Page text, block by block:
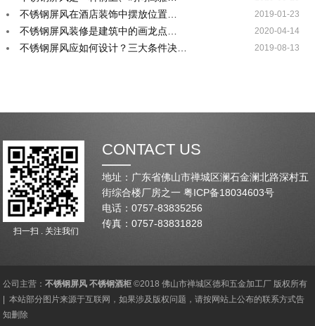
不锈钢屏风在酒店装饰中摆放位置… 2019-01-23
不锈钢屏风装修是建筑中的画龙点… 2020-04-14
不锈钢屏风应如何设计？三大条件决… 2019-08-13
扫一扫 . 关注我们
CONTACT US
地址：广东省佛山市禅城区澜石金澜北路深村五
街综合楼厂房之一 粤ICP备18034603号
电话：0757-83835256
传真：0757-83831828
公司主营：不锈钢屏风 不锈钢酒柜 ©2018 佛山市禅城区德和五金加工厂 版权所有
| 本站部分图片来源于互联网，如果涉及版权问题，请按网站上公布的联系方式告
知删除